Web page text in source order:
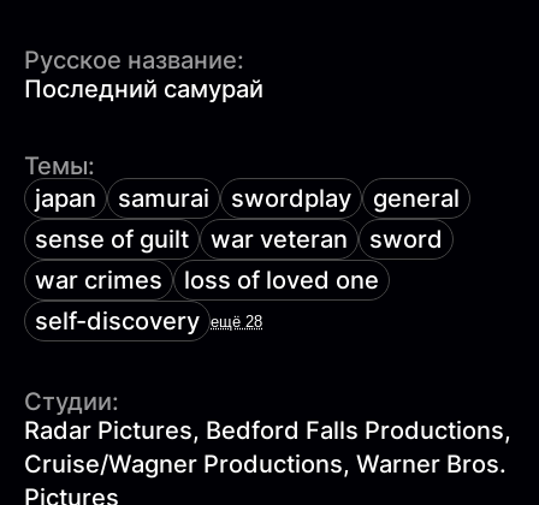
Русское название:
Последний самурай
Темы:
japan
samurai swordplay
general
sense of guilt
war veteran
sword
war crimes
loss of loved one
self-discovery ещё 28
Студии:
Radar Pictures, Bedford Falls Productions,
Cruise/Wagner Productions, Warner Bros.
Pictures